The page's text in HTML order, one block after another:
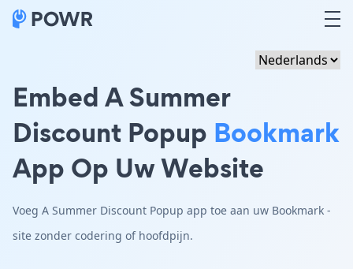
Embed A Summer
Discount Popup Bookmark
App Op Uw Website
Voeg A Summer Discount Popup app toe aan uw Bookmark -
site zonder codering of hoofdpijn.